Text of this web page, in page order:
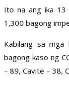
Ito na ang ika 13
1,300 bagong
Kabilang sa mga
bagong kaso ng
– 89, Cavite – 38,